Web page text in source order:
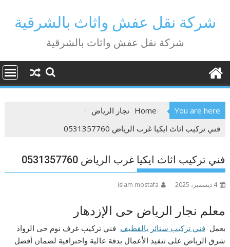
contentشركة نقل عفش واثاث بالشرقية
شركة نقل عفش واثاث بالشرقية
You are here
Home نجار الرياض
فني تركيب اثاث ايكيا غرب الرياض 0531357760
فني تركيب اثاث ايكيا غرب الرياض 0531357760
4 ديسمبر، 2025 islam mostafa
معلم نجار الرياض حى الإزدهار
يعمل فني تركيب ستائر بالقطيف فني تركيب غرف نوم حى الرواد
شرق الرياض على تنفيذ الأعمال بدقة عالية واحترافية لضمان أفضل